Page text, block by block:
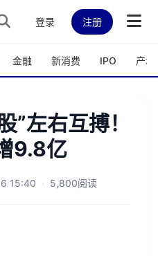
登录 注册
金融 新消费 IPO 产城
”左右互搏！
9.8亿
15:40 · 5,800阅读